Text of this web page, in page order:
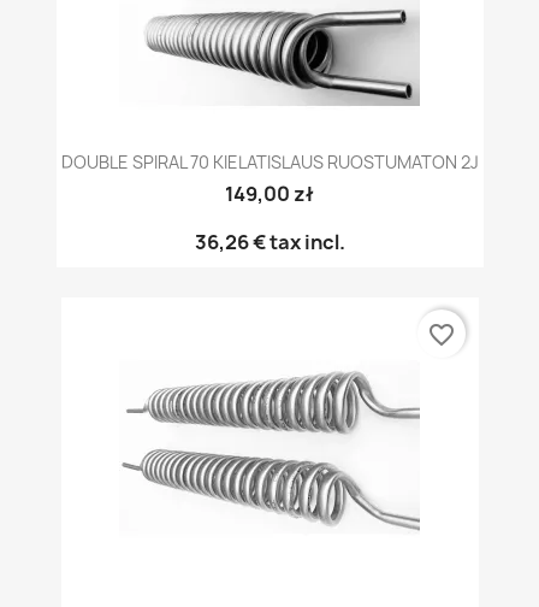
DOUBLE SPIRAL 70 KIELATISLAUS RUOSTUMATON 2J
149,00 zł
36,26 €tax incl.
favorite_border